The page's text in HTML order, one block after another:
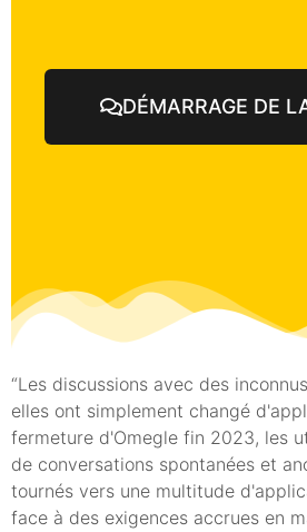
DÉMARRAGE DE
“Les discussions avec des
elles ont simplement changé
fermeture d'Omegle fin 2023, les
de conversations spontanées et
tournés vers une multitude
face à des exigences accrues en